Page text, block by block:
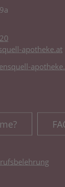
apotheke.at